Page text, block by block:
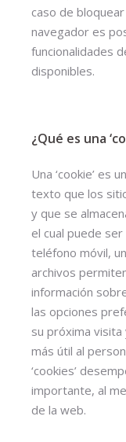
caso de bloquear
navegador es
funcionalidades
disponibles.
¿Qué es una
Una ‘cookie’ es
texto que los
y que se
el cual puede
teléfono móvil,
archivos
información
las opciones
su próxima
más útil al
‘cookies’
importante, al
de la web.